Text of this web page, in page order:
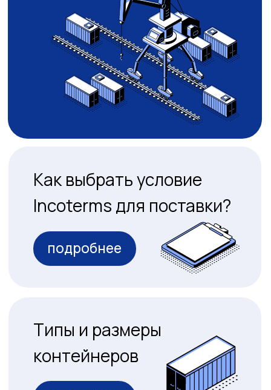
Типы судов для
перевозки груза
Как выбрать условие
Incoterms для поставки?
подробнее
Типы и размеры
подробнее
Виды жд платформ для